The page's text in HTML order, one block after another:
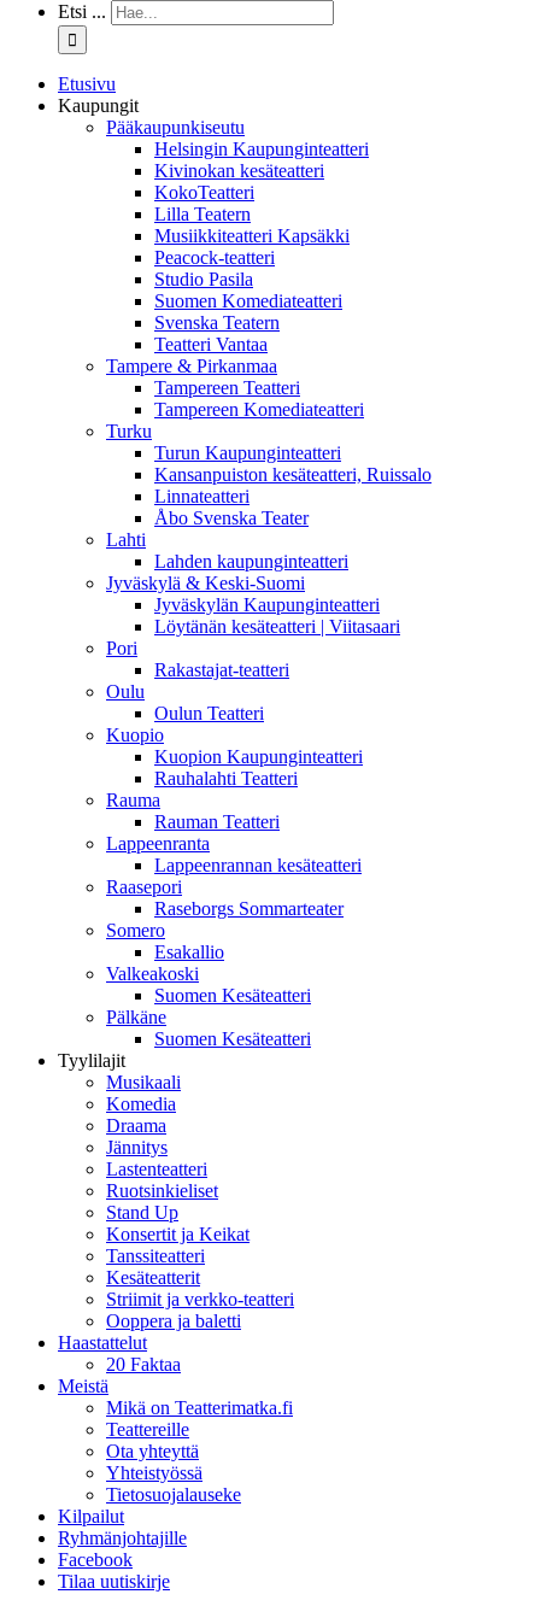
Etsi ...
Etusivu
Kaupungit
Pääkaupunkiseutu
Helsingin Kaupunginteatteri
Kivinokan kesäteatteri
KokoTeatteri
Lilla Teatern
Musiikkiteatteri Kapsäkki
Peacock-teatteri
Studio Pasila
Suomen Komediateatteri
Svenska Teatern
Teatteri Vantaa
Tampere & Pirkanmaa
Tampereen Teatteri
Tampereen Komediateatteri
Turku
Turun Kaupunginteatteri
Kansanpuiston kesäteatteri, Ruissalo
Linnateatteri
Åbo Svenska Teater
Lahti
Lahden kaupunginteatteri
Jyväskylä & Keski-Suomi
Jyväskylän Kaupunginteatteri
Löytänän kesäteatteri | Viitasaari
Pori
Rakastajat-teatteri
Oulu
Oulun Teatteri
Kuopio
Kuopion Kaupunginteatteri
Rauhalahti Teatteri
Rauma
Rauman Teatteri
Lappeenranta
Lappeenrannan kesäteatteri
Raasepori
Raseborgs Sommarteater
Somero
Esakallio
Valkeakoski
Suomen Kesäteatteri
Pälkäne
Suomen Kesäteatteri
Tyylilajit
Musikaali
Komedia
Draama
Jännitys
Lastenteatteri
Ruotsinkieliset
Stand Up
Konsertit ja Keikat
Tanssiteatteri
Kesäteatterit
Striimit ja verkko-teatteri
Ooppera ja baletti
Haastattelut
20 Faktaa
Meistä
Mikä on Teatterimatka.fi
Teattereille
Ota yhteyttä
Yhteistyössä
Tietosuojalauseke
Kilpailut
Ryhmänjohtajille
Facebook
Tilaa uutiskirje